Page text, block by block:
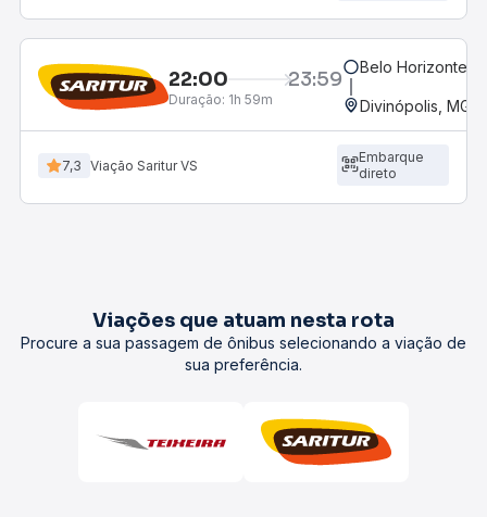
22:00 23:59
Duração: 1h 59m
Belo Horizonte,
Divinópolis, MG -
7,3 Viação Saritur VS
Embarque
direto
Viações que atuam nesta rota
Procure a sua passagem de ônibus selecionando a viação de
sua preferência.